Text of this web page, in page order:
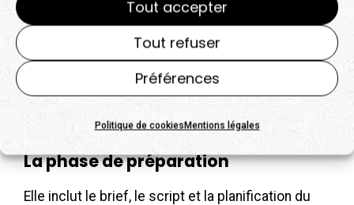
Tout accepter
Tout refuser
Préférences
Politique de cookiesMentions légales
Que doit contenir un devis vidéo ?
Un devis pour unfilm d’entreprisedoit être
transparent et détaillé, afin de comprendre les
La phase de préparation
Elle inclut le brief, le script et la planification du